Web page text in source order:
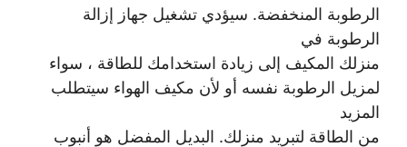
الرطوبة المنخفضة. سيؤدي تشغيل جهاز إزالة
الرطوبة في
منزلك المكيف إلى زيادة استخدامك للطاقة ، سواء
لمزيل الرطوبة نفسه أو لأن مكيف الهواء سيتطلب
المزيد
من الطاقة لتبريد منزلك. البديل المفضل هو أنبوب